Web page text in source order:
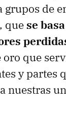
de
quese
oro que
y partes
nuestras